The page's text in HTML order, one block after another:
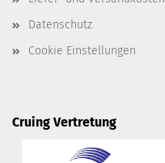
Datenschutz
Cookie Einstellungen
Cruing Vertretung